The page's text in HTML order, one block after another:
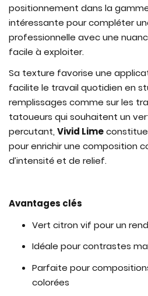
positionnement dans la
intéressante pour compléter
professionnelle avec une
facile à exploiter.
Sa texture favorise une
facilite le travail quotidien en
remplissages comme sur les
tatoueurs qui souhaitent un
percutant, Vivid Lime
pour enrichir une composition
d’intensité et de relief.
Avantages clés
Vert citron vif pour un
Idéale pour contrastes
Parfaite pour
colorées